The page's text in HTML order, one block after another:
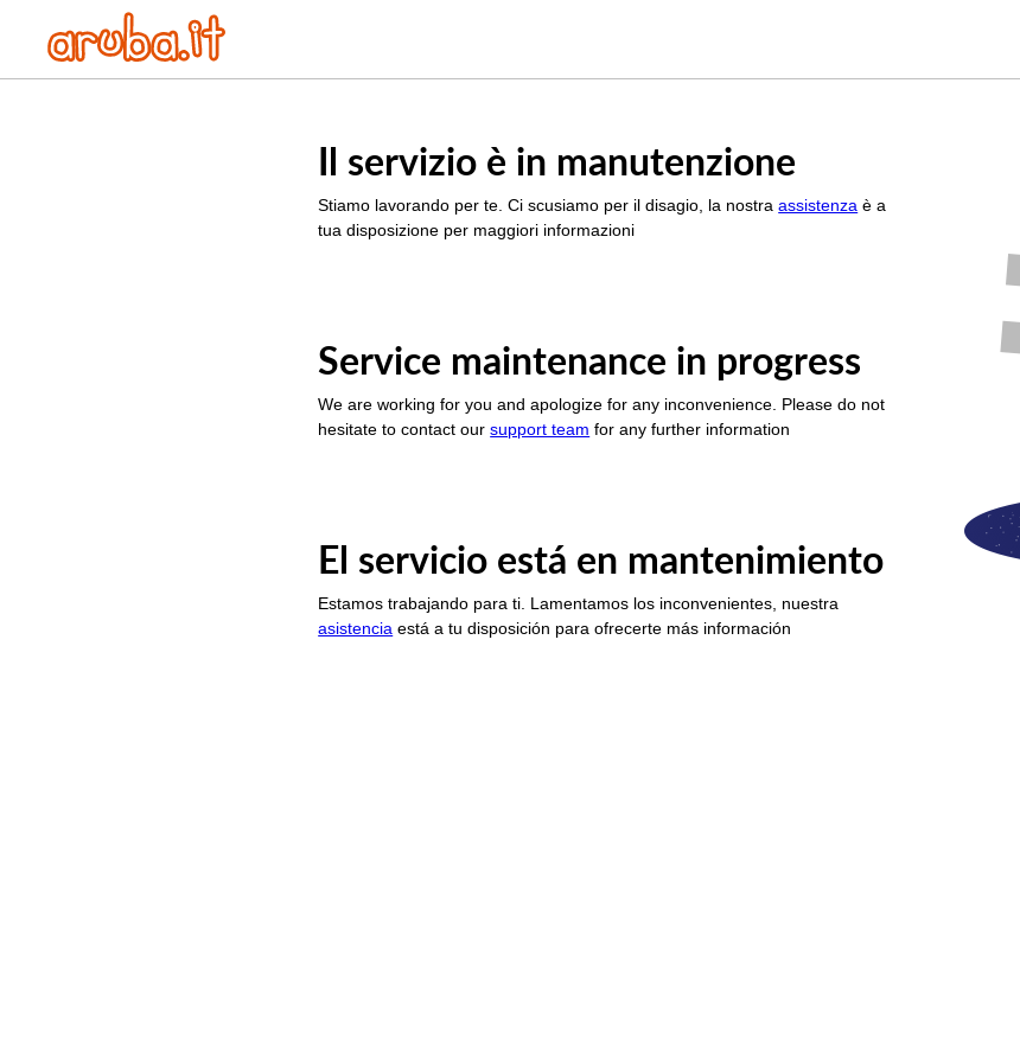
Il servizio è in manutenzione
Stiamo lavorando per te. Ci scusiamo per il disagio, la nostraassistenza è a
tua disposizione per maggiori informazioni
Service maintenance in progress
We are working for you and apologize for any inconvenience. Please do not
hesitate to contact oursupport team for any further information
El servicio está en mantenimiento
Estamos trabajando para ti. Lamentamos los inconvenientes, nuestra
asistencia está a tu disposición para ofrecerte más información